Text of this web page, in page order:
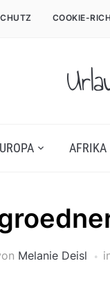
COOKIE-
AFRIKA
Melanie Deisl